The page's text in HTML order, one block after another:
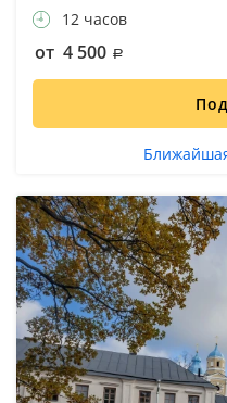
12 часов
от 4 500